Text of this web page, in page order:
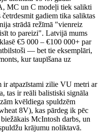
MC un C modeļi tiek salikti
gadiem tika saliktas
strādā režīmā "vienreiz
to pareizi". Latvijā mums
€5 000 – €100 000+ par
— bet tie eksemplāri,
kur taupīšana uz
ir atpazīstami zilie VU metri ar
tas ir reāli balistiski signāla
kvēldiega spuldzēm
8V), kas pārdeg ik pēc
McIntosh darbs, un
krājumu noliktavā.